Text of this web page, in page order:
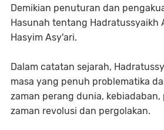
Demikian penuturan dan
Hasunah tentang Hadratussyaikh
Hasyim Asy'ari.
Dalam catatan sejarah,
masa yang penuh problematika
zaman perang dunia, kebiadaban,
zaman revolusi dan pergolakan.